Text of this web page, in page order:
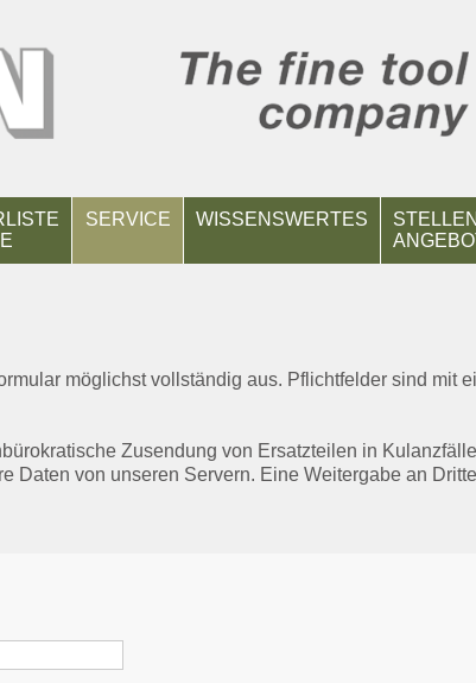
SERVICE WISSENSWERTES
möglichst vollständig aus. Pflichtfelder sind mit
Zusendung von Ersatzteilen in
Daten von unseren Servern. Eine Weitergabe an